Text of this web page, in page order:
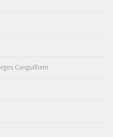
Canguilhem